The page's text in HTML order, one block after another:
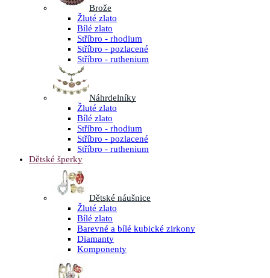
Brože
Žluté zlato
Bílé zlato
Stříbro - rhodium
Stříbro - pozlacené
Stříbro - ruthenium
Náhrdelníky
Žluté zlato
Bílé zlato
Stříbro - rhodium
Stříbro - pozlacené
Stříbro - ruthenium
Dětské šperky
Dětské náušnice
Žluté zlato
Bílé zlato
Barevné a bílé kubické zirkony
Diamanty
Komponenty